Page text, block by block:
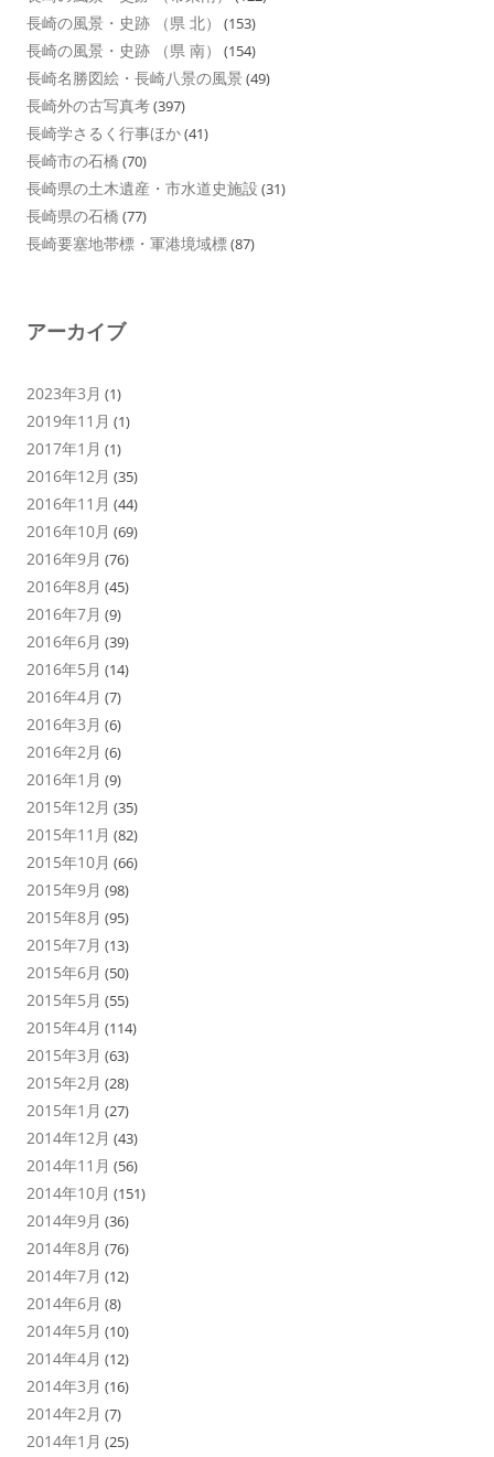
長崎の風景・史跡 （県 北） (153)
長崎の風景・史跡 （県 南） (154)
長崎名勝図絵・長崎八景の風景 (49)
長崎外の古写真考(397)
長崎学さるく行事ほか(41)
長崎市の石橋 (70)
長崎県の土木遺産・市水道史施設 (31)
長崎県の石橋 (77)
長崎要塞地帯標・軍港境域標(87)
アーカイブ
2023年3月 (1)
2019年11月 (1)
2017年1月 (1)
2016年12月 (35)
2016年11月 (44)
2016年10月 (69)
2016年9月 (76)
2016年8月 (45)
2016年7月 (9)
2016年6月 (39)
2016年5月 (14)
2016年4月 (7)
2016年3月 (6)
2016年2月 (6)
2016年1月 (9)
2015年12月 (35)
2015年11月 (82)
2015年10月 (66)
2015年9月 (98)
2015年8月 (95)
2015年7月 (13)
2015年6月 (50)
2015年5月 (55)
2015年4月 (114)
2015年3月 (63)
2015年2月 (28)
2015年1月 (27)
2014年12月 (43)
2014年11月 (56)
2014年10月 (151)
2014年9月 (36)
2014年8月 (76)
2014年7月 (12)
2014年6月 (8)
2014年5月 (10)
2014年4月 (12)
2014年3月 (16)
2014年2月 (7)
2014年1月 (25)